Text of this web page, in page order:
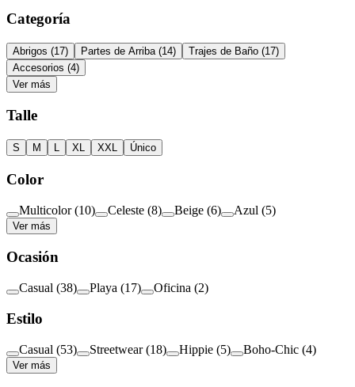
Categoría
Abrigos (17) Partes de Arriba (14) Trajes de Baño (17)
Accesorios (4)
Ver más
Talle
S M L XL XXL Único
Color
Multicolor (10) Celeste (8) Beige (6) Azul (5)
Ver más
Ocasión
Casual (38) Playa (17) Oficina (2)
Estilo
Casual (53) Streetwear (18) Hippie (5) Boho-Chic (4)
Ver más